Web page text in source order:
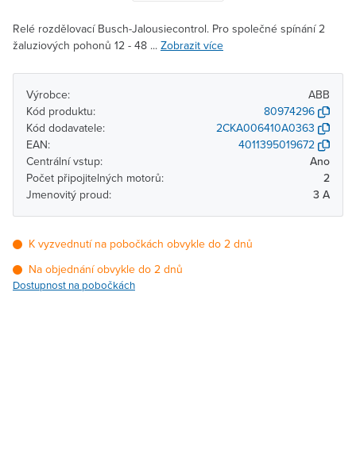
Relé rozdělovací Busch-Jalousiecontrol. Pro společné spínání 2
žaluziových pohonů 12 - 48 ... Zobrazit více
Výrobce:
ABB
Kód produktu:
80974296
Kód dodavatele:
2CKA006410A0363
EAN:
4011395019672
Centrální vstup:
Ano
Počet připojitelných motorů:
2
Jmenovitý proud:
3 A
K vyzvednutí na pobočkách obvykle do 2 dnů
Na objednání obvykle do 2 dnů
Dostupnost na pobočkách